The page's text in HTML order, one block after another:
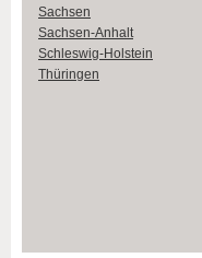
Sachsen
Sachsen-Anhalt
Schleswig-Holstein
Thüringen